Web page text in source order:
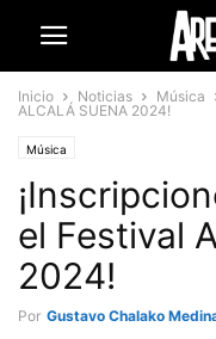
Inicio Noticias Música
ALCALÁ SUENA 2024!
Música
el Festival
2024!
Por Gustavo Chalako